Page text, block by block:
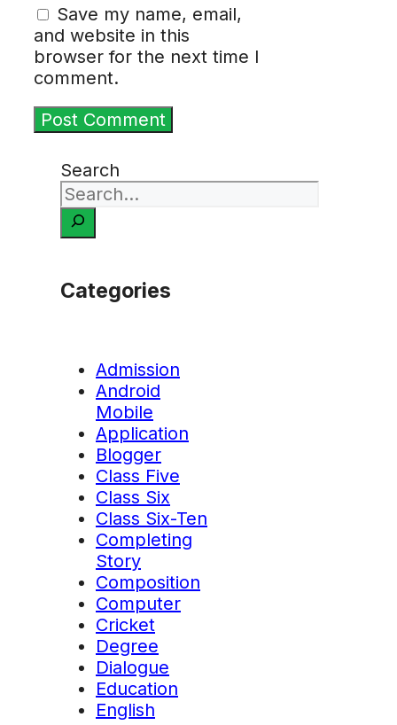
Save my name, email,
and website in this
browser for the next time I
comment.
Search
Categories
Admission
Android
Mobile
Application
Blogger
Class Five
Class Six
Class Six-Ten
Completing
Story
Composition
Computer
Cricket
Degree
Dialogue
Education
English